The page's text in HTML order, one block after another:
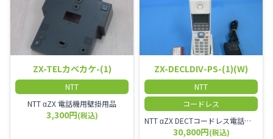
ZX-TELカベカケ-(1)
NTT
NTT αZX 電話機用壁掛用品
3,300円(税込)
ZX-DECLDIV-PS-(1)(W)
NTT
コードレス
NTT αZX DECTコードレス電話機(ダイバーシティ方式)
30,800円(税込)